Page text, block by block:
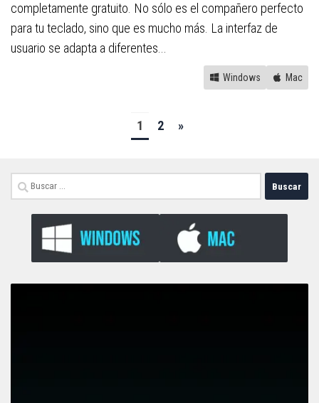
completamente gratuito. No sólo es el compañero perfecto
para tu teclado, sino que es mucho más. La interfaz de
usuario se adapta a diferentes...
Windows Mac
1 2 »
Buscar: